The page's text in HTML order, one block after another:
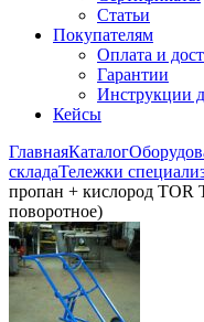
Статьи
Покупателям
Оплата и
Гарантии
Инструкции
Кейсы
ГлавнаяКаталог
складаТележки
пропан + кислород TOR
поворотное)